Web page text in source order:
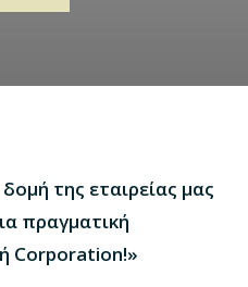
της εταιρείας μας
πραγματική
Corporation!»